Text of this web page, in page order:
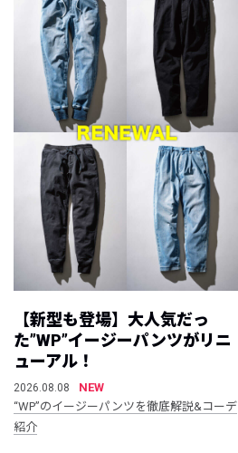
【新型も登場】大人気だっ
た”WP”イージーパンツがリニ
ューアル！
2026.08.08
NEW
“WP”のイージーパンツを徹底解説&コーデ
紹介